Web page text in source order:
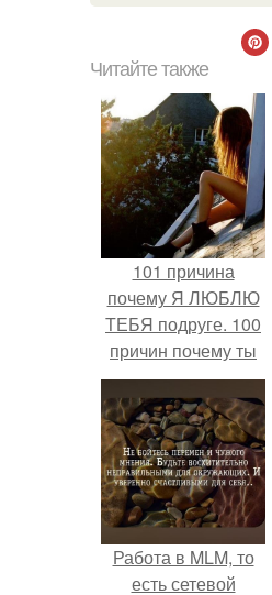
Читайте также
101 причина
почему Я ЛЮБЛЮ
ТЕБЯ подруге. 100
причин почему ты
моя лучшая
подруга.
Работа в MLM, то
есть сетевой